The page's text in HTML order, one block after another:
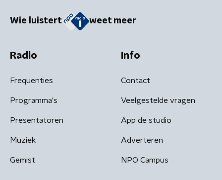
Wie luistert weet meer
Radio
Frequenties
Programma's
Presentatoren
Muziek
Gemist
Info
Contact
Veelgestelde vragen
App de studio
Adverteren
NPO Campus